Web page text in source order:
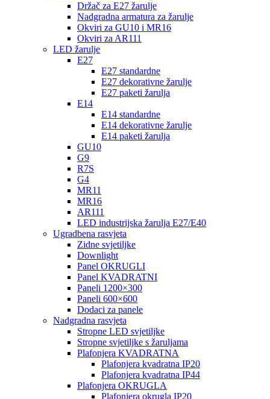
Držač za E27 žarulje
Nadgradna armatura za žarulje
Okviri za GU10 i MR16
Okviri za AR111
LED žarulje
E27
E27 standardne
E27 dekorativne žarulje
E27 paketi žarulja
E14
E14 standardne
E14 dekorativne žarulje
E14 paketi žarulja
GU10
G9
R7S
G4
MR11
MR16
AR111
LED industrijska žarulja E27/E40
Ugradbena rasvjeta
Zidne svjetiljke
Downlight
Panel OKRUGLI
Panel KVADRATNI
Paneli 1200×300
Paneli 600×600
Dodaci za panele
Nadgradna rasvjeta
Stropne LED svjetiljke
Stropne svjetiljke s žaruljama
Plafonjera KVADRATNA
Plafonjera kvadratna IP20
Plafonjera kvadratna IP44
Plafonjera OKRUGLA
Plafonjera okrugla IP20